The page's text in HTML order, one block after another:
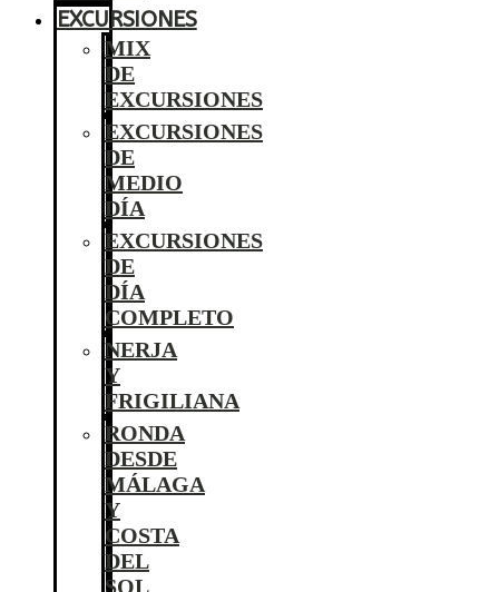
EXCURSIONES
MIX
DE
EXCURSIONES
EXCURSIONES
DE
MEDIO
DÍA
EXCURSIONES
DE
DÍA
COMPLETO
NERJA
Y
FRIGILIANA
RONDA
DESDE
MÁLAGA
Y
COSTA
DEL
SOL